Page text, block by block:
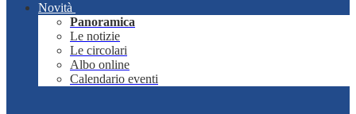
Novità
Panoramica
Le notizie
Le circolari
Albo online
Calendario eventi